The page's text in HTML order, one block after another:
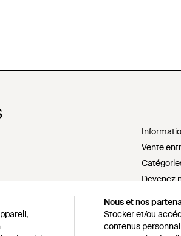
Nous et nos
Stocker et/ou
contenus
Vente
Devenez
s172